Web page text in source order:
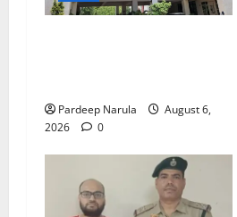
Pardeep Narula
August 6,
2026
0